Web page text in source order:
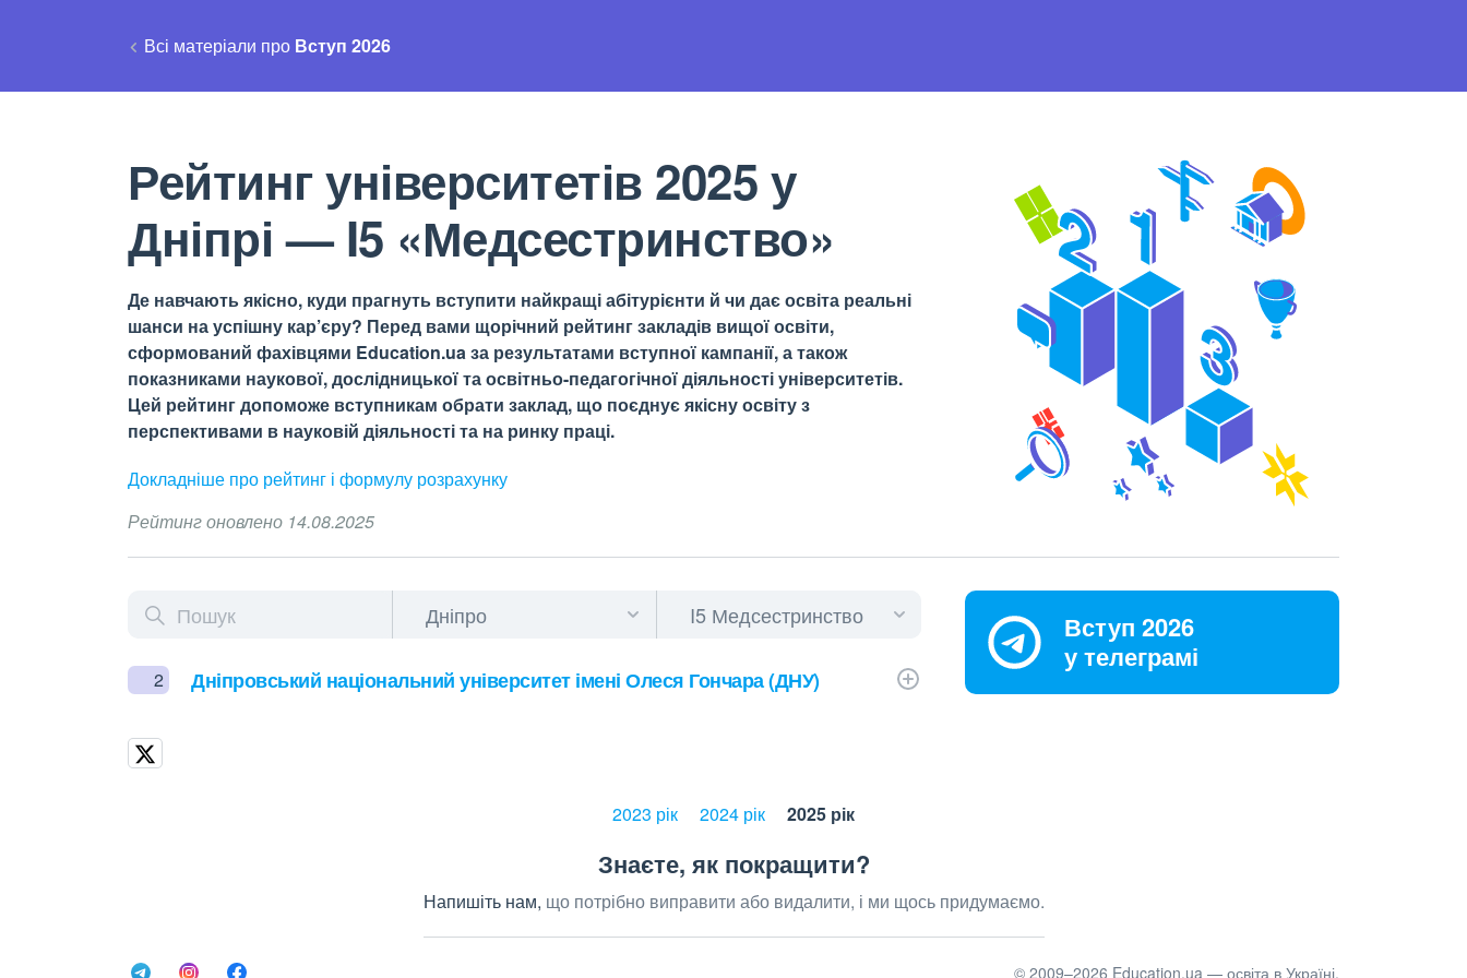
Всі матеріали про Вступ 2026
Рейтинг університетів 2025 у
Дніпрі — I5 «Медсестринство»
Де навчають якісно, куди прагнуть вступити найкращі абітурієнти й чи дає освіта реальні
шанси на успішну кар’єру? Перед вами щорічний рейтинг закладів вищої освіти,
сформований фахівцями Education.ua за результатами вступної кампанії, а також
показниками наукової, дослідницької та освітньо-педагогічної діяльності університетів.
Цей рейтинг допоможе вступникам обрати заклад, що поєднує якісну освіту з
перспективами в науковій діяльності та на ринку праці.
Докладніше про рейтинг і формулу розрахунку
Рейтинг оновлено 14.08.2025
2 Дніпровський національний університет імені Олеся Гончара (ДНУ)
Вступ 2026
у телеграмі
2023 рік 2024 рік 2025 рік
Знаєте, як покращити?
Напишіть нам, що потрібно виправити або видалити, і ми щось придумаємо.
© 2009–2026 Education.ua — освіта в Україні.